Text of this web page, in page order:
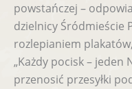
powstańczej –
dzielnicy Śródmieście
rozlepianiem
„Każdy pocisk – jeden
przenosić przesyłki